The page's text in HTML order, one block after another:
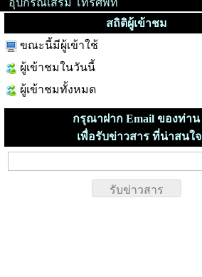
อุปกรณ์เสริม โทรศัพท์
สถิติผู้เข้าชม
ขณะนี้มีผู้เข้าใช้
ผู้เข้าชมในวันนี้
ผู้เข้าชมทั้งหมด
กรุณาฝาก Email ของท่าน
เพื่อรับข่าวสาร ที่น่าสนใจ